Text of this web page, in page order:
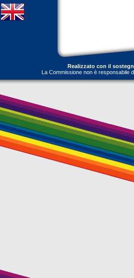
Realizzato con il
La Commissione non è responsabile